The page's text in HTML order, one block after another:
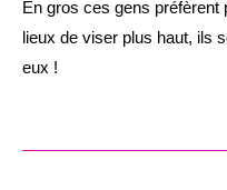
En gros ces gens préfèrent
lieux de viser plus haut, ils
eux !